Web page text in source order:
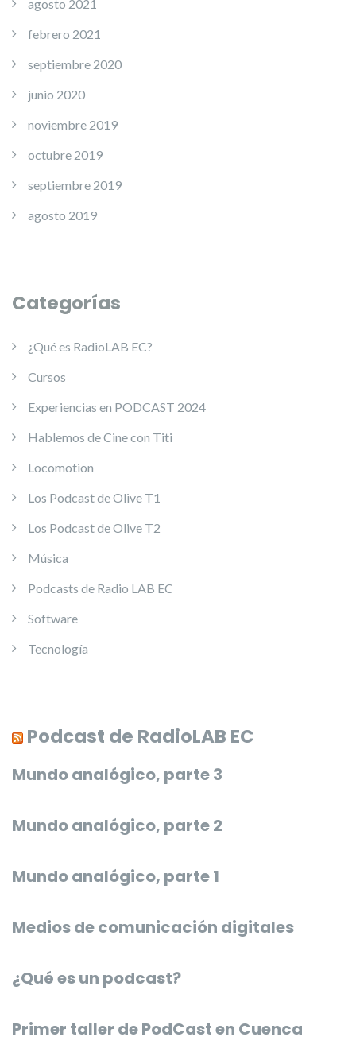
agosto 2021
febrero 2021
septiembre 2020
junio 2020
noviembre 2019
octubre 2019
septiembre 2019
agosto 2019
Categorías
¿Qué es RadioLAB EC?
Cursos
Experiencias en PODCAST 2024
Hablemos de Cine con Titi
Locomotion
Los Podcast de Olive T1
Los Podcast de Olive T2
Música
Podcasts de Radio LAB EC
Software
Tecnología
Podcast de RadioLAB EC
Mundo analógico, parte 3
Mundo analógico, parte 2
Mundo analógico, parte 1
Medios de comunicación digitales
¿Qué es un podcast?
Primer taller de PodCast en Cuenca